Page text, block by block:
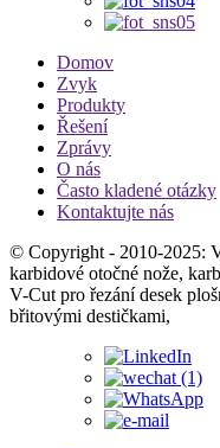
Domov
Zvyk
Produkty
Řešení
Zprávy
O nás
Často kladené otázky
Kontaktujte nás
© Copyright - 2010-2025:
karbidové otočné nože,
V-Cut pro řezání desek
břitovými destičkami,